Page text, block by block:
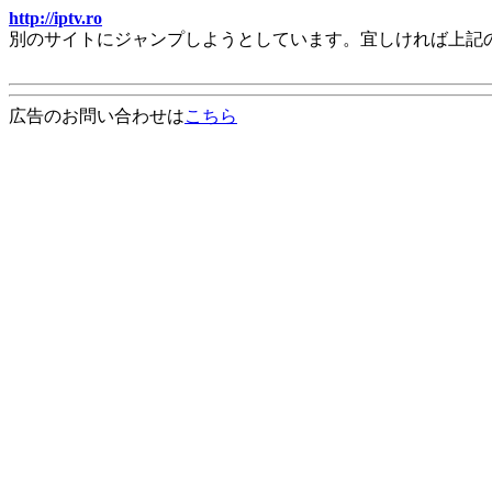
http://iptv.ro
別のサイトにジャンプしようとしています。宜しければ上
広告のお問い合わせはこちら